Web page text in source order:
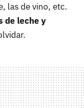
las de vino, etc.
de leche y